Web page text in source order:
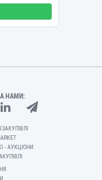
НАМИ:
- АУКЦІОНИ